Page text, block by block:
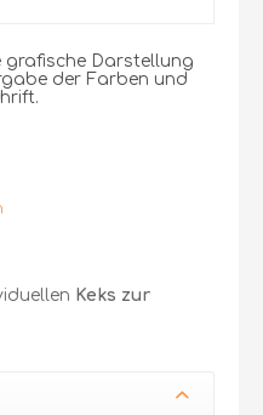
grafische Darstellung
der Farben und
Keks zur